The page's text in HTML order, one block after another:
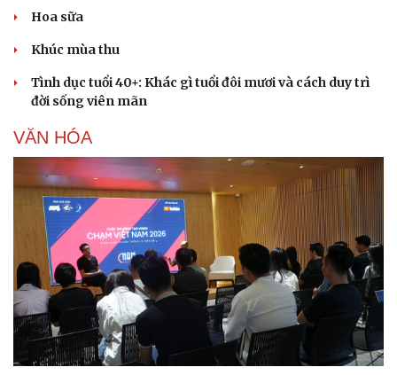
Hoa sữa
Khúc mùa thu
Tình dục tuổi 40+: Khác gì tuổi đôi mươi và cách duy trì
đời sống viên mãn
VĂN HÓA